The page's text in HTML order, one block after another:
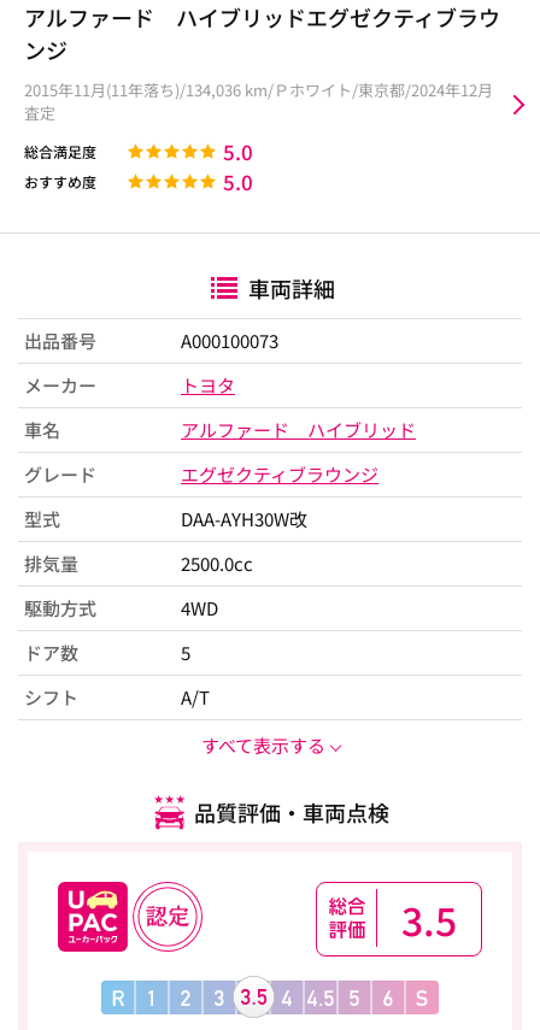
アルファード ハイブリッドエグゼクティブラウ
ンジ
2015年11月(11年落ち)/134,036 km/Ｐホワイト/東京都/2024年12月
査定
総合満足度 5.0
おすすめ度 5.0
車両詳細
出品番号
A000100073
メーカー
トヨタ
車名
アルファード ハイブリッド
グレード
エグゼクティブラウンジ
型式
DAA-AYH30W改
排気量
2500.0cc
駆動方式
4WD
ドア数
5
シフト
A/T
すべて表示する
品質評価・車両点検
3.5